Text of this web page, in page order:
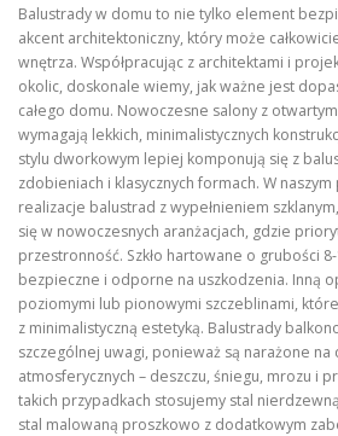
Balustrady w domu to nie tylko element
akcent architektoniczny, który może
wnętrza. Współpracując z architektami i
okolic, doskonale wiemy, jak ważne jest
całego domu. Nowoczesne salony z
wymagają lekkich, minimalistycznych
stylu dworkowym lepiej komponują się z
zdobieniach i klasycznych formach. W
realizacje balustrad z wypełnieniem
się w nowoczesnych aranżacjach, gdzie
przestronność. Szkło hartowane o grubości
bezpieczne i odporne na uszkodzenia. Inną
poziomymi lub pionowymi szczeblinami,
z minimalistyczną estetyką. Balustrady
szczególnej uwagi, ponieważ są narażone na
atmosferycznych – deszczu, śniegu, mrozu i
takich przypadkach stosujemy stal
stal malowaną proszkowo z dodatkowym